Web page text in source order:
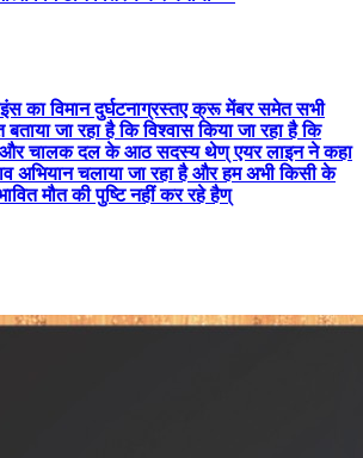
का विमान दुर्घटनाग्रस्तए क्रू मेंबर समेत सभी
बताया जा रहा है कि विश्वास किया जा रहा है कि
और चालक दल के आठ सदस्य थेण् एयर लाइन ने कहा
अभियान चलाया जा रहा है और हम अभी किसी के
मौत की पुष्टि नहीं कर रहे हैण्